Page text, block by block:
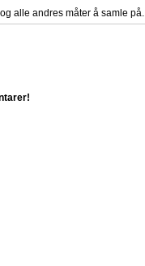
alle andres måter å samle på.